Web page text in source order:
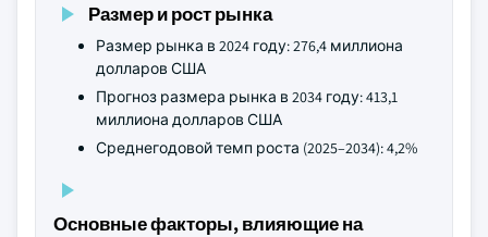
Размер и рост рынка
Размер рынка в 2024 году: 276,4 миллиона
долларов США
Прогноз размера рынка в 2034 году: 413,1
миллиона долларов США
Среднегодовой темп роста (2025–2034): 4,2%
Основные факторы, влияющие на